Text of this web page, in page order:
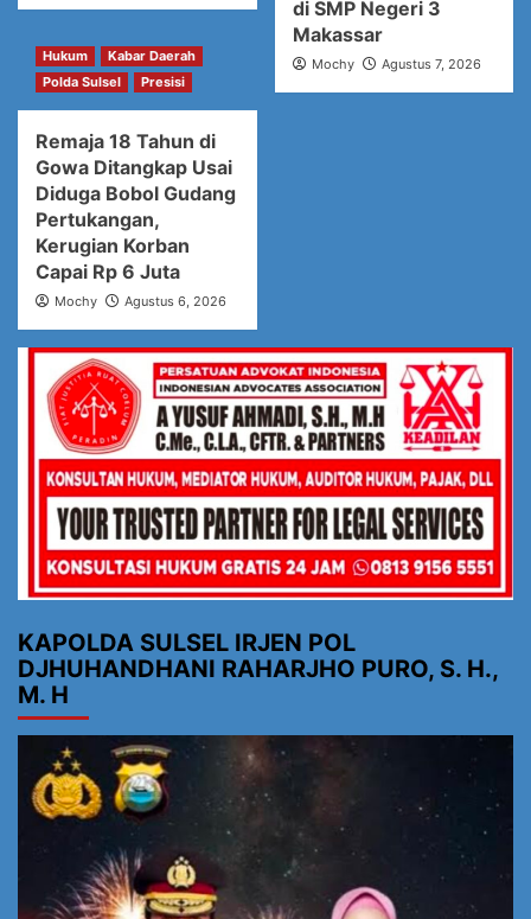
di SMP Negeri 3
Makassar
Mochy Agustus 7, 2026
Hukum
Kabar Daerah
Polda Sulsel
Presisi
Remaja 18 Tahun di
Gowa Ditangkap Usai
Diduga Bobol Gudang
Pertukangan,
Kerugian Korban
Capai Rp 6 Juta
Mochy Agustus 6, 2026
KAPOLDA SULSEL IRJEN POL
DJHUHANDHANI RAHARJHO PURO, S. H.,
M. H